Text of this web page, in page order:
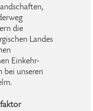
die
Landes
Einkehr-
bei unseren